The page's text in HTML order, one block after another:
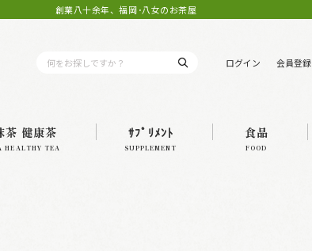
創業八十余年、福岡･八女のお茶屋
ログイン 会員登録
茶 健康茶
HEALTHY TEA
ｻﾌﾟﾘﾒﾝﾄ
SUPPLEMENT
食品
FOOD